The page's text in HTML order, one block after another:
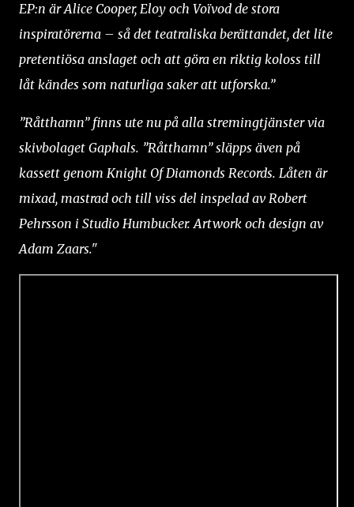
EP:n är Alice Cooper, Eloy och Voïvod de stora
inspiratörerna – så det teatraliska berättandet, det lite
pretentiösa anslaget och att göra en riktig koloss till
låt kändes som naturliga saker att utforska.”
”Råtthamn” finns ute nu på alla stremingtjänster via
skivbolaget Gaphals. ”Råtthamn” släpps även på
kassett genom Knight Of Diamonds Records. Låten är
mixad, mastrad och till viss del inspelad av Robert
Pehrsson i Studio Humbucker. Artwork och design av
Adam Zaars."